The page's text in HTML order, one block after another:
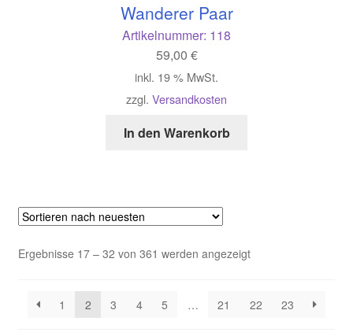
Wanderer Paar
Artikelnummer: 118
59,00 €
inkl. 19 % MwSt.
zzgl. Versandkosten
In den Warenkorb
Ergebnisse 17 – 32 von 361 werden angezeigtNach
1 2 3 4 5 … 21 22 23